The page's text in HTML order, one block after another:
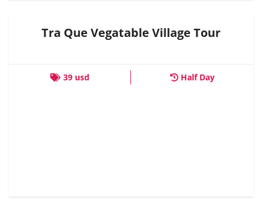
Tra Que Vegatable Village Tour
39 usd Half Day